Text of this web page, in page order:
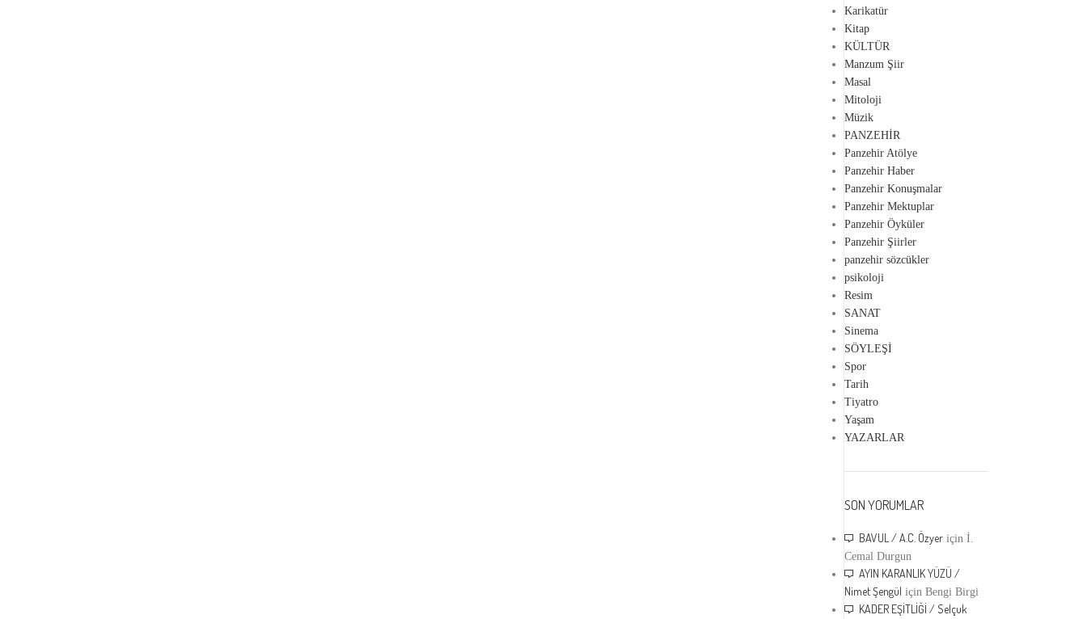
Karikatür
Kitap
KÜLTÜR
Manzum Şiir
Masal
Mitoloji
Müzik
PANZEHİR
Panzehir Atölye
Panzehir Haber
Panzehir Konuşmalar
Panzehir Mektuplar
Panzehir Öyküler
Panzehir Şiirler
panzehir sözcükler
psikoloji
Resim
SANAT
Sinema
SÖYLEŞİ
Spor
Tarih
Tiyatro
Yaşam
YAZARLAR
SON YORUMLAR
BAVUL / A.C. Özyer içinİ.
Cemal Durgun
AYIN KARANLIK YÜZÜ /
Nimet Şengül içinBengi Birgi
KADER EŞİTLİĞİ / Selçuk